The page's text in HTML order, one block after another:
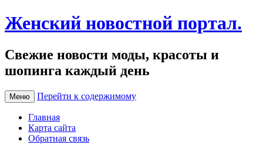
Женский новостной портал.
Свежие новости моды, красоты и
шопинга каждый день
Меню Перейти к содержимому
Главная
Карта сайта
Обратная связь